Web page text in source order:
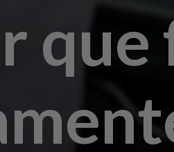
que